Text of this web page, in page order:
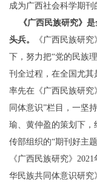
成为广西社会科学期刊
《广西民族研究》是
头兵。
《广西民族研究
下，努力把“党的民族
刊全过程，在全国尤其
率先在《广西民族研究
同体意识”栏目，一坚
瑜
黄仲盈的策划下，
传部组织的“期刊好主
《广西民族研究》 2021
华民族共同体意识研究